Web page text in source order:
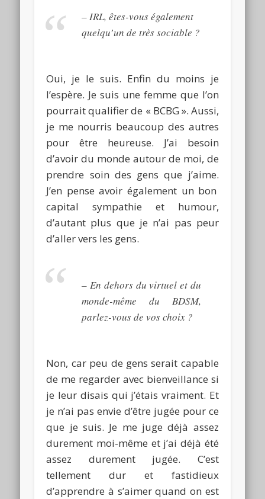
–IRL, êtes-vous également
quelqu’un de très sociable ?
Oui, je le suis. Enfin du moins je
l’espère. Je suis une femme que l’on
pourrait qualifier de « BCBG ». Aussi,
je me nourris beaucoup des autres
pour être heureuse. J’ai besoin
d’avoir du monde autour de moi, de
prendre soin des gens que j’aime.
J’en pense avoir également un bon
capital sympathie et humour,
d’autant plus que je n’ai pas peur
d’aller vers les gens.
– En dehors du virtuel et du
monde-même du BDSM,
parlez-vous de vos choix ?
Non, car peu de gens serait capable
de me regarder avec bienveillance si
je leur disais qui j’étais vraiment. Et
je n’ai pas envie d’être jugée pour ce
que je suis. Je me juge déjà assez
durement moi-même et j’ai déjà été
assez durement jugée. C’est
tellement dur et fastidieux
d’apprendre à s’aimer quand on est